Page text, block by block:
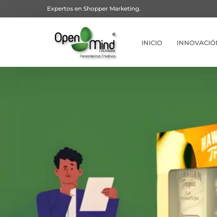
Expertos en Shopper Marketing.
INICIO
Tecnología